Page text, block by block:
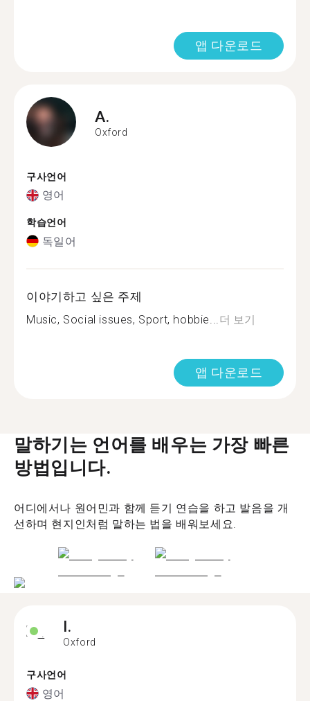
앱 다운로드
A.
Oxford
구사언어
영어
학습언어
독일어
이야기하고 싶은 주제
Music, Social issues, Sport, hobbie... 더 보기
앱 다운로드
말하기는 언어를 배우는 가장 빠른
방법입니다.
어디에서나 원어민과 함께 듣기 연습을 하고 발음을 개
선하며 현지인처럼 말하는 법을 배워보세요.
I.
Oxford
구사언어
영어